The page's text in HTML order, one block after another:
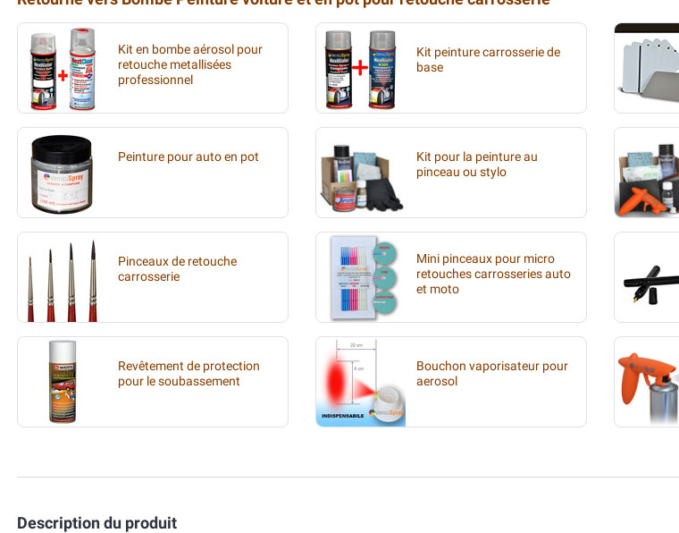
Kit en bombe aérosol pour
retouche metallisées
professionnel
Kit peinture carrosserie de
base
Peinture pour auto en pot
Kit pour la peinture au
pinceau ou stylo
Pinceaux de retouche
carrosserie
Mini pinceaux pour micro
retouches carrosseries auto
et moto
Revêtement de protection
pour le soubassement
Bouchon vaporisateur pour
aerosol
Description du produit